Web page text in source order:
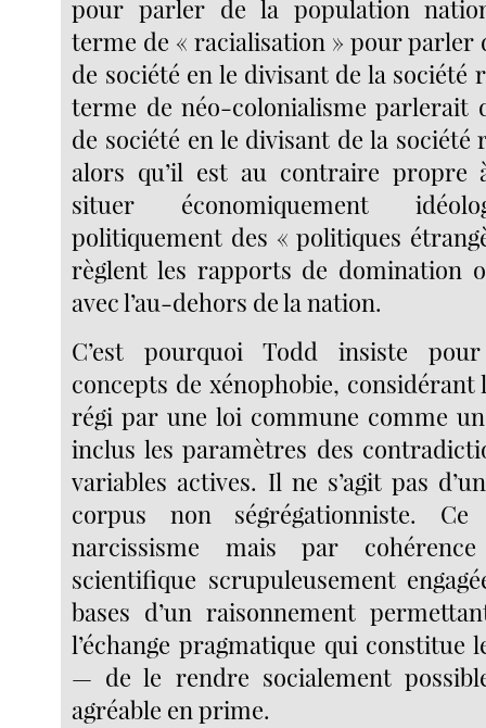
pour parler de la population
terme de « racialisation » pour parler
de société en le divisant de la société
terme de néo-colonialisme parlerait
de société en le divisant de la
alors qu’il est au contraire propre
situer économiquement
politiquement des « politiques
règlent les rapports de domination
avec l’au-dehors de la nation.
C’est pourquoi Todd insiste
concepts de xénophobie, considérant
régi par une loi commune comme
inclus les paramètres des
variables actives. Il ne s’agit pas
corpus non ségrégationniste.
narcissisme mais par cohérence
scientifique scrupuleusement
bases d’un raisonnement
l’échange pragmatique qui constitue
— de le rendre socialement
agréable en prime.